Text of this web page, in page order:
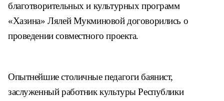
благотворительных и культурных программ
«Хазина» Лялей Мукминовой договорились о
проведении совместного проекта.
Опытнейшие столичные педагоги баянист,
заслуженный работник культуры Республики